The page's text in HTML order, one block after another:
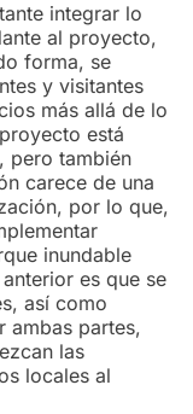
integrar lo
al proyecto,
forma, se
y visitantes
más allá de lo
está
pero también
carece de una
por lo que,
inundable
es que se
así como
ambas partes,
las
locales al